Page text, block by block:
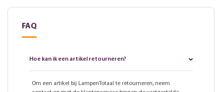
FAQ
Hoe kan ik een artikel retourneren?
Om een artikel bij LampenTotaal te retourneren, neem